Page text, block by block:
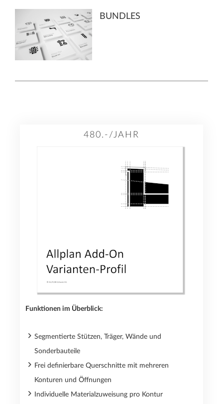
BUNDLES
480.-/JAHR
Funktionen im Überblick:
Segmentierte Stützen, Träger, Wände und
Sonderbauteile
Frei definierbare Querschnitte mit mehreren
Konturen und Öffnungen
Individuelle Materialzuweisung pro Kontur